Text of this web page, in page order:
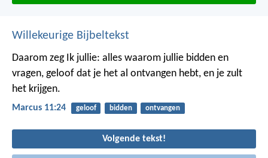
Willekeurige Bijbeltekst
Daarom zeg Ik jullie: alles waarom jullie bidden en
vragen, geloof dat je het al ontvangen hebt, en je zult
het krijgen.
Marcus 11:24 geloof bidden ontvangen
Volgende tekst!